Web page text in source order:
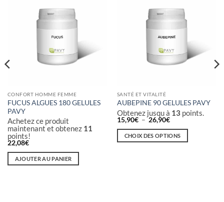
CONFORT HOMME FEMME
FUCUS ALGUES 180 GELULES
PAVY
Achetez ce produit
maintenant et obtenez 11
points!
22,08€
AJOUTER AU PANIER
SANTÉ ET VITALITÉ
AUBEPINE 90 GELULES PAVY
Obtenez jusqu à 13 points.
15,90€ – 26,90€Plage
prix :
15,90€
CHOIX DES OPTIONS